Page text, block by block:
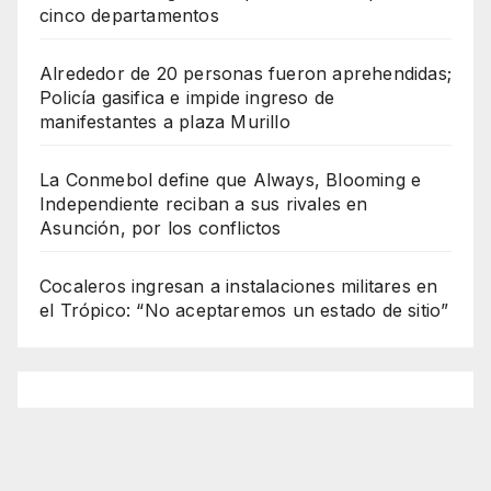
cinco departamentos
Alrededor de 20 personas fueron aprehendidas;
Policía gasifica e impide ingreso de
manifestantes a plaza Murillo
La Conmebol define que Always, Blooming e
Independiente reciban a sus rivales en
Asunción, por los conflictos
Cocaleros ingresan a instalaciones militares en
el Trópico: “No aceptaremos un estado de sitio”